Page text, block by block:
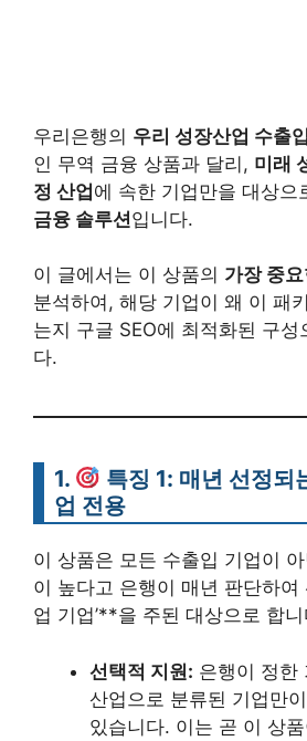
우리은행의 우리 성장산업 수출
인 무역 금융 상품과 달리, 미래
정 산업에 속한 기업만을 대상으
금융 솔루션입니다.
이 글에서는 이 상품의 가장 중
분석하여, 해당 기업이 왜 이 패
는지 구글 SEO에 최적화된 구성
다.
1. 특징 1: 매년 선정되
업 전용
이 상품은 모든 수출입 기업이
이 높다고 은행이 매년 판단하여
업 기업’**을 주된 대상으로 합
선택적 지원: 은행이 정한
산업으로 분류된 기업만
있습니다. 이는 곧 이 상품